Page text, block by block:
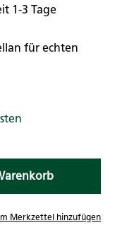
1-3 Tage
für echten
Merkzettel hinzufügen